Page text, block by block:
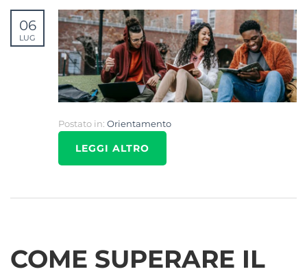
06
LUG
Postato in: Orientamento
LEGGI ALTRO
COME SUPERARE IL